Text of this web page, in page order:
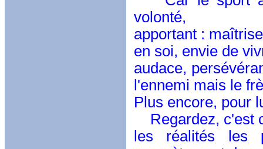
volonté,
apportant :
en soi, envie de
audace,
l'ennemi mais le
Plus encore, pour
Regardez, c'est
les réalités les